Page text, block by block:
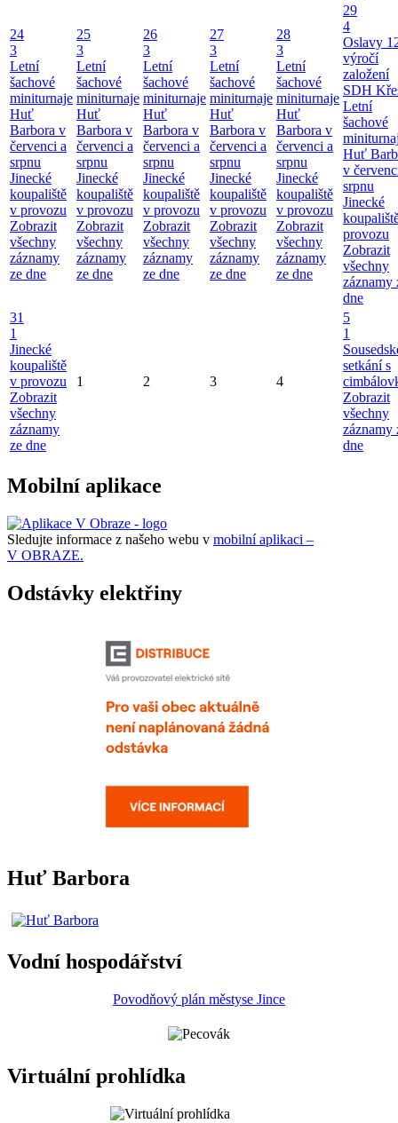
24
3
Letní
šachové
miniturnaje
Huť
Barbora v
červenci a
srpnu
Jinecké
koupaliště
v provozu
Zobrazit
všechny
záznamy
ze dne
25
3
Letní
šachové
miniturnaje
Huť
Barbora v
červenci a
srpnu
Jinecké
koupaliště
v provozu
Zobrazit
všechny
záznamy
ze dne
26
3
Letní
šachové
miniturnaje
Huť
Barbora v
červenci a
srpnu
Jinecké
koupaliště
v provozu
Zobrazit
všechny
záznamy
ze dne
27
3
Letní
šachové
miniturnaje
Huť
Barbora v
červenci a
srpnu
Jinecké
koupaliště
v provozu
Zobrazit
všechny
záznamy
ze dne
28
3
Letní
šachové
miniturnaje
Huť
Barbora v
červenci a
srpnu
Jinecké
koupaliště
v provozu
Zobrazit
všechny
záznamy
ze dne
29
4
Oslavy
výročí
založení
SDH
Letní
šachové
Huť
v
srpnu
Jinecké
provozu
Zobrazit
všechny
záznamy
dne
31
1
Jinecké
koupaliště
v provozu
Zobrazit
všechny
záznamy
ze dne
1 2 3 4
5
1
setkání s
Zobrazit
všechny
záznamy
dne
Mobilní aplikace
Sledujte informace z našeho webu v mobilní aplikaci –
V OBRAZE.
Odstávky elektřiny
Huť Barbora
Vodní hospodářství
Povodňový plán městyse Jince
Virtuální prohlídka